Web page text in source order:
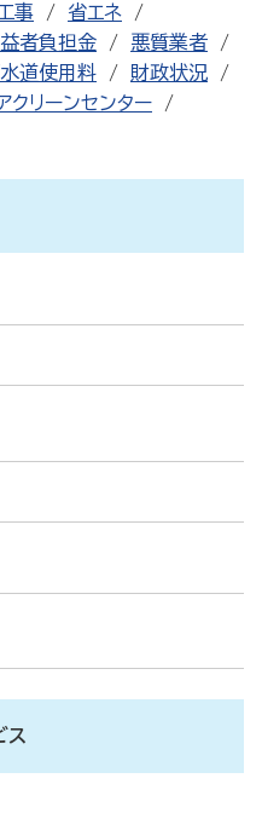
事
省エネ
者負担金
悪質業者
道使用料
財政状況
クリーンセンター
ス